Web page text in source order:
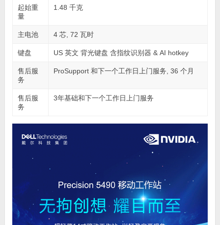
起始重
量
1.48 千克
主电池 4 芯, 72 瓦时
键盘 US 英文 背光键盘 含指纹识别器 & AI hotkey
售后服
务
ProSupport 和下一个工作日上门服务, 36 个月
售后服
务
3年基础和下一个工作日上门服务